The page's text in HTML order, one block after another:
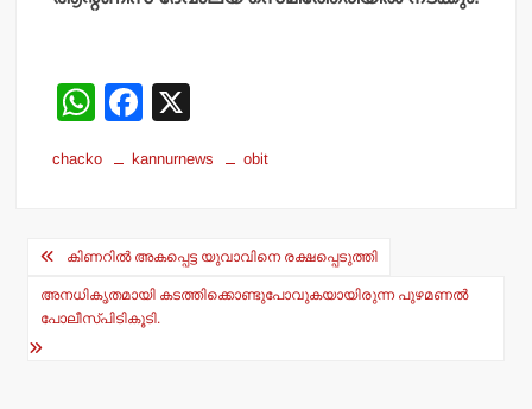
W
at
A
p
p
F
c
b
o
o
chacko kannurnews obit
Post
navigation
കിണറില്‍ അകപ്പെട്ട യുവാവിനെ രക്ഷപ്പെടുത്തി
അനധികൃതമായി കടത്തിക്കൊണ്ടുപോവുകയായിരുന്ന പുഴമണല്‍
പോലീസ്പിടികൂടി.